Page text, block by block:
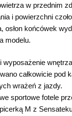
w przednim
i powierzchni
osłon końcówek
modelu.
wyposażenie wnętrza
całkowicie pod
wrażeń z jazdy.
sportowe fotele
M z